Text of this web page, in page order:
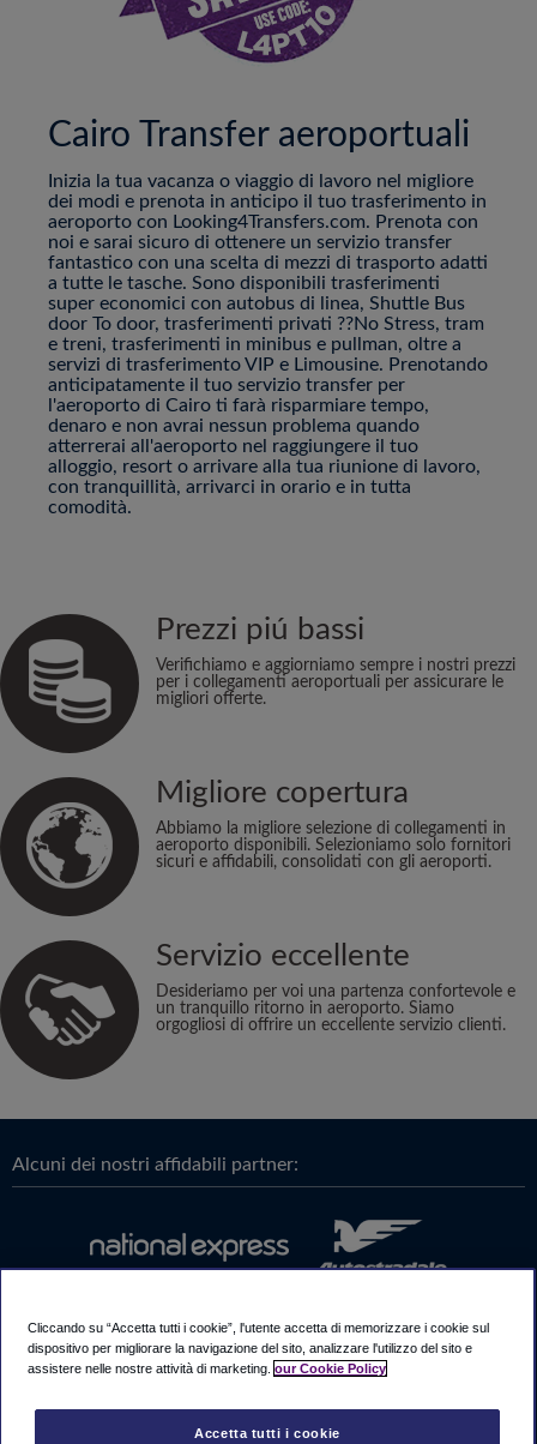
Cairo Transfer aeroportuali
Inizia la tua vacanza o viaggio di lavoro nel migliore
dei modi e prenota in anticipo il tuo trasferimento in
aeroporto con Looking4Transfers.com. Prenota con
noi e sarai sicuro di ottenere un servizio transfer
fantastico con una scelta di mezzi di trasporto adatti
a tutte le tasche. Sono disponibili trasferimenti
super economici con autobus di linea, Shuttle Bus
door To door, trasferimenti privati ??No Stress, tram
e treni, trasferimenti in minibus e pullman, oltre a
servizi di trasferimento VIP e Limousine. Prenotando
anticipatamente il tuo servizio transfer per
l'aeroporto di Cairo ti farà risparmiare tempo,
denaro e non avrai nessun problema quando
atterrerai all'aeroporto nel raggiungere il tuo
alloggio, resort o arrivare alla tua riunione di lavoro,
con tranquillità, arrivarci in orario e in tutta
comodità.
Prezzi piú bassi
Verifichiamo e aggiorniamo sempre i nostri prezzi
per i collegamenti aeroportuali per assicurare le
migliori offerte.
Migliore copertura
Abbiamo la migliore selezione di collegamenti in
aeroporto disponibili. Selezioniamo solo fornitori
sicuri e affidabili, consolidati con gli aeroporti.
Servizio eccellente
Desideriamo per voi una partenza confortevole e
un tranquillo ritorno in aeroporto. Siamo
orgogliosi di offrire un eccellente servizio clienti.
Alcuni dei nostri affidabili partner:
Cliccando su “Accetta tutti i cookie”, l'utente accetta di memorizzare i cookie sul
dispositivo per migliorare la navigazione del sito, analizzare l'utilizzo del sito e
assistere nelle nostre attività di marketing. our Cookie Policy
Accetta tutti i cookie